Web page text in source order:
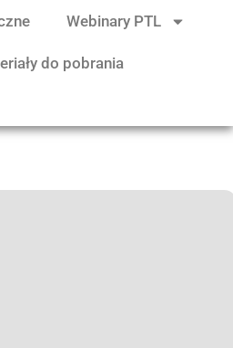
Webinary PTL
do pobrania